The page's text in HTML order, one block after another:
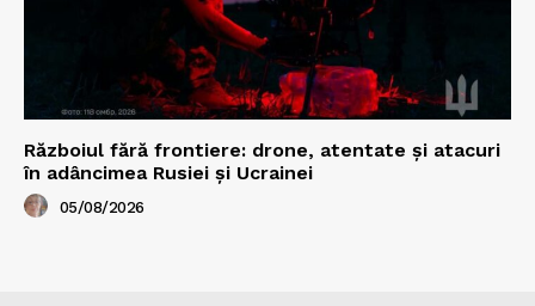
Războiul fără frontiere: drone, atentate și atacuri
în adâncimea Rusiei și Ucrainei
05/08/2026